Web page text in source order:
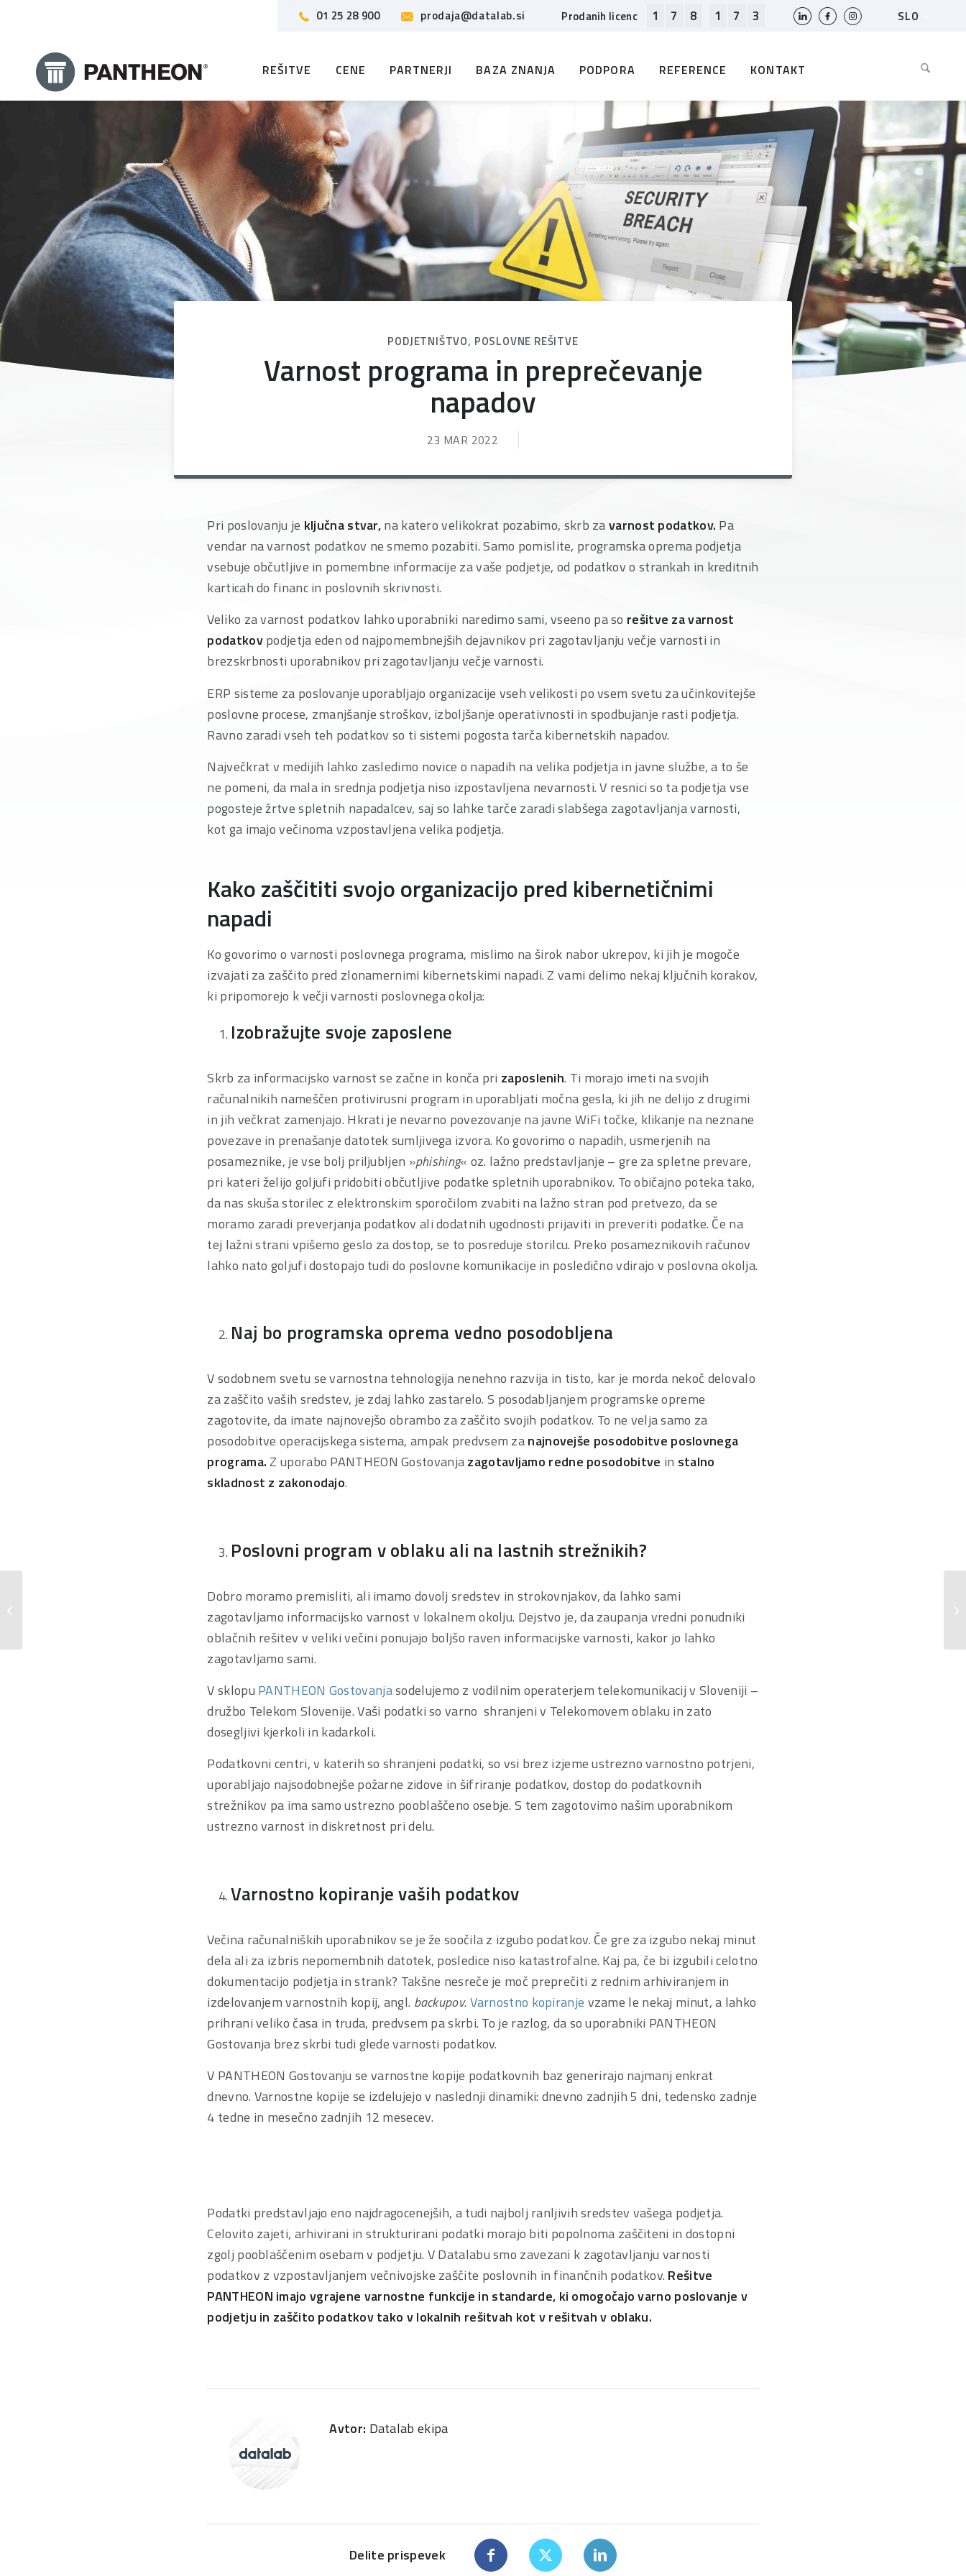
01 25 28 900 prodaja@datalab.si Prodanih licenc 1 7 8 1 7 3
SLO
MK
AL
ME
BG
KS
REŠITVE CENE PARTNERJI BAZA ZNANJA PODPORA REFERENCE KONTAKT
PODJETNIŠTVO, POSLOVNE REŠITVE
Varnost programa in preprečevanje
napadov
23 MAR 2022
Pri poslovanju je ključna stvar,na katero velikokrat pozabimo, skrb zavarnost podatkov. Pa
vendar na varnost podatkov ne smemo pozabiti. Samo pomislite, programska oprema podjetja
vsebuje občutljive in pomembne informacije za vaše podjetje, od podatkov o strankah in kreditnih
karticah do financ in poslovnih skrivnosti.
Veliko za varnost podatkov lahko uporabniki naredimo sami, vseeno pa so rešitve za varnost
podatkovpodjetja eden od najpomembnejših dejavnikov pri zagotavljanju večje varnosti in
brezskrbnosti uporabnikov pri zagotavljanju večje varnosti.
ERP sisteme za poslovanje uporabljajo organizacije vseh velikosti po vsem svetu za učinkovitejše
poslovne procese, zmanjšanje stroškov, izboljšanje operativnosti in spodbujanje rasti podjetja.
Ravno zaradi vseh teh podatkov so ti sistemi pogosta tarča kibernetskih napadov.
Največkrat v medijih lahko zasledimo novice o napadih na velika podjetja in javne službe, a to še
ne pomeni, da mala in srednja podjetja niso izpostavljena nevarnosti. V resnici so ta podjetja vse
pogosteje žrtve spletnih napadalcev, saj so lahke tarče zaradi slabšega zagotavljanja varnosti,
kot ga imajo večinoma vzpostavljena velika podjetja.
Kako zaščititi svojo organizacijo pred kibernetičnimi
napadi
Ko govorimo o varnosti poslovnega programa, mislimo na širok nabor ukrepov, ki jih je mogoče
izvajati za zaščito pred zlonamernimi kibernetskimi napadi. Z vami delimo nekaj ključnih korakov,
ki pripomorejo k večji varnosti poslovnega okolja:
Izobražujte svoje zaposlene
Skrb za informacijsko varnost se začne in konča pri zaposlenih. Ti morajo imeti na svojih
računalnikih nameščen protivirusni program in uporabljati močna gesla, ki jih ne delijo z drugimi
in jih večkrat zamenjajo. Hkrati je nevarno povezovanje na javne WiFi točke, klikanje na neznane
povezave in prenašanje datotek sumljivega izvora. Ko govorimo o napadih, usmerjenih na
posameznike, je vse bolj priljubljen »phishing« oz. lažno predstavljanje – gre za spletne prevare,
pri kateri želijo goljufi pridobiti občutljive podatke spletnih uporabnikov. To običajno poteka tako,
da nas skuša storilec z elektronskim sporočilom zvabiti na lažno stran pod pretvezo, da se
moramo zaradi preverjanja podatkov ali dodatnih ugodnosti prijaviti in preveriti podatke. Če na
tej lažni strani vpišemo geslo za dostop, se to posreduje storilcu. Preko posameznikovih računov
lahko nato goljufi dostopajo tudi do poslovne komunikacije in posledično vdirajo v poslovna okolja.
Naj bo programska oprema vedno posodobljena
V sodobnem svetu se varnostna tehnologija nenehno razvija in tisto, kar je morda nekoč delovalo
za zaščito vaših sredstev, je zdaj lahko zastarelo. S posodabljanjem programske opreme
zagotovite, da imate najnovejšo obrambo za zaščito svojih podatkov. To ne velja samo za
posodobitve operacijskega sistema, ampak predvsem zanajnovejše posodobitve poslovnega
programa.Z uporabo PANTHEON Gostovanjazagotavljamo redne posodobitve in stalno
skladnost z zakonodajo.
Poslovni program v oblaku ali na lastnih strežnikih?
Dobro moramo premisliti, ali imamo dovolj sredstev in strokovnjakov, da lahko sami
zagotavljamo informacijsko varnost v lokalnem okolju. Dejstvo je, da zaupanja vredni ponudniki
oblačnih rešitev v veliki večini ponujajo boljšo raven informacijske varnosti, kakor jo lahko
zagotavljamo sami.
V sklopu PANTHEON Gostovanjasodelujemo z vodilnim operaterjem telekomunikacij v Sloveniji –
družbo Telekom Slovenije. Vaši podatki so varno shranjeni v Telekomovem oblaku in zato
dosegljivi kjerkoli in kadarkoli.
Podatkovni centri, v katerih so shranjeni podatki, so vsi brez izjeme ustrezno varnostno potrjeni,
uporabljajo najsodobnejše požarne zidove in šifriranje podatkov, dostop do podatkovnih
strežnikov pa ima samo ustrezno pooblaščeno osebje. S tem zagotovimo našim uporabnikom
ustrezno varnost in diskretnost pri delu.
Varnostno kopiranje vaših podatkov
Večina računalniških uporabnikov se je že soočila z izgubo podatkov. Če gre za izgubo nekaj minut
dela ali za izbris nepomembnih datotek, posledice niso katastrofalne. Kaj pa, če bi izgubili celotno
dokumentacijo podjetja in strank? Takšne nesreče je moč preprečiti z rednim arhiviranjem in
izdelovanjem varnostnih kopij, angl. backupov. Varnostno kopiranje vzame le nekaj minut, a lahko
prihrani veliko časa in truda, predvsem pa skrbi. To je razlog, da so uporabniki PANTHEON
Gostovanja brez skrbi tudi glede varnosti podatkov.
V PANTHEON Gostovanju se varnostne kopije podatkovnih baz generirajo najmanj enkrat
dnevno. Varnostne kopije se izdelujejo v naslednji dinamiki: dnevno zadnjih 5 dni, tedensko zadnje
4 tedne in mesečno zadnjih 12 mesecev.
Podatki predstavljajo eno najdragocenejših, a tudi najbolj ranljivih sredstev vašega podjetja.
Celovito zajeti, arhivirani in strukturirani podatki morajo biti popolnoma zaščiteni in dostopni
zgolj pooblaščenim osebam v podjetju. V Datalabu smo zavezani k zagotavljanju varnosti
podatkov z vzpostavljanjem večnivojske zaščite poslovnih in finančnih podatkov. Rešitve
PANTHEON imajo vgrajene varnostne funkcije in standarde, ki omogočajo varno poslovanje v
podjetju in zaščito podatkov tako v lokalnih rešitvah kot v rešitvah v oblaku.
Avtor: Datalab ekipa
Delite prispevek